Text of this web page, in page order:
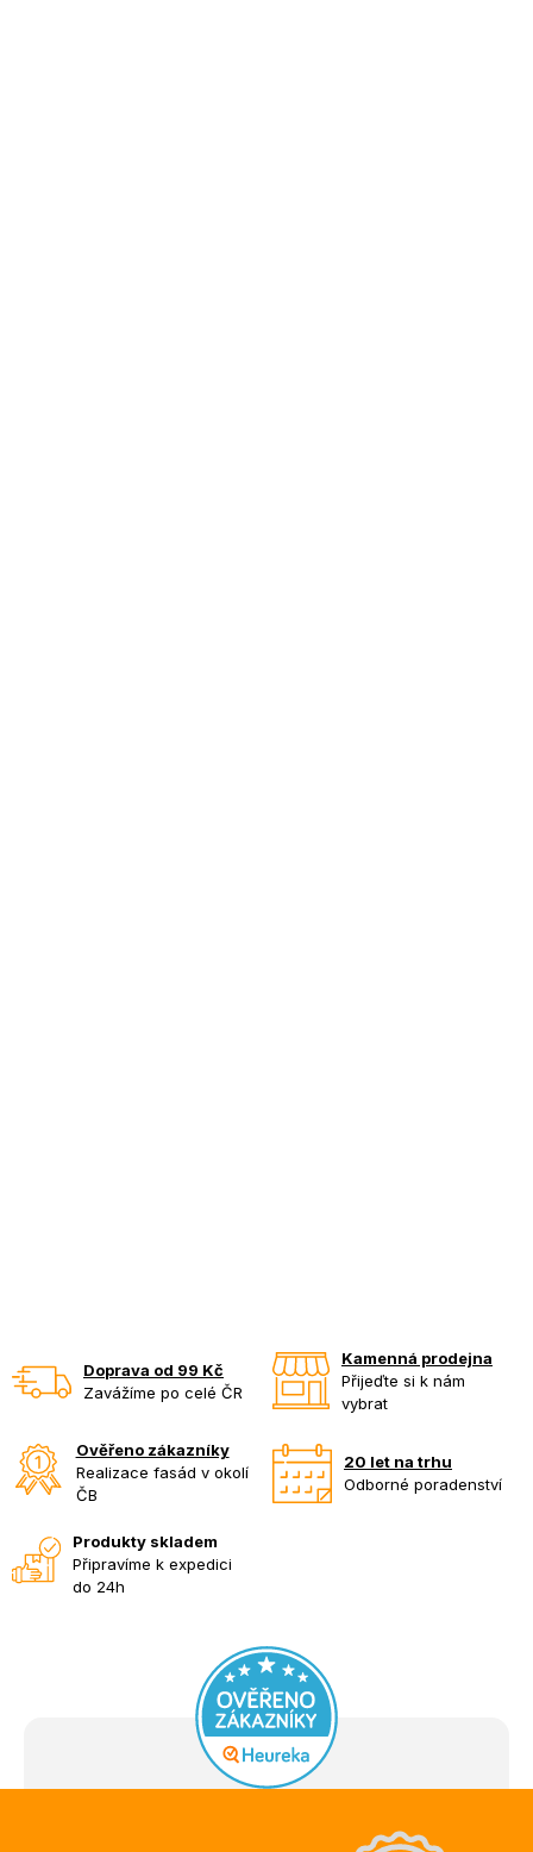
Doprava od 99 Kč
Zavážíme po celé ČR
Kamenná prodejna
Přijeďte si k nám
vybrat
Ověřeno zákazníky
Realizace fasád v okolí
ČB
20 let na trhu
Odborné poradenství
Produkty skladem
Připravíme k expedici
do 24h